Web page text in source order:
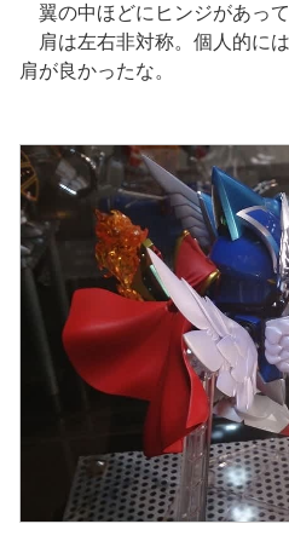
翼の中ほどにヒンジがあっ
肩は左右非対称。個人的に
肩が良かったな。